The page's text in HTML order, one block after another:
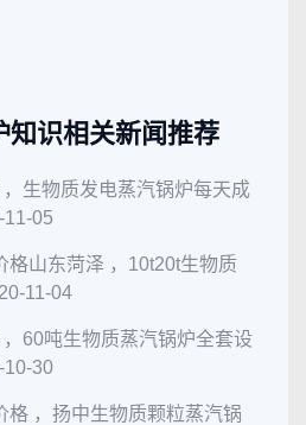
知识相关新闻推荐
生物质发电蒸汽锅炉每天成
11-05
格山东菏泽 ，10t20t生物质
11-04
60吨生物质蒸汽锅炉全套设
10-30
格 ，扬中生物质颗粒蒸汽锅